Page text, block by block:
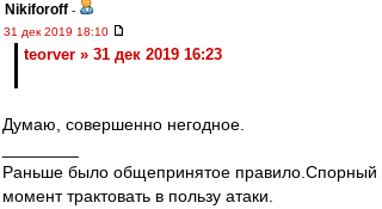
Nikiforoff -
31 дек 2019 18:10
teorver » 31 дек 2019 16:23
Думаю, совершенно негодное.
Раньше было общепринятое правило.Спорный
момент трактовать в пользу атаки.